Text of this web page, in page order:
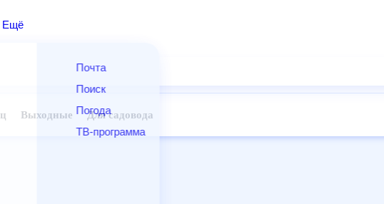
Ещё
Почта
Поиск
Погода
ТВ-программа
Месяц Выходные Для садовода